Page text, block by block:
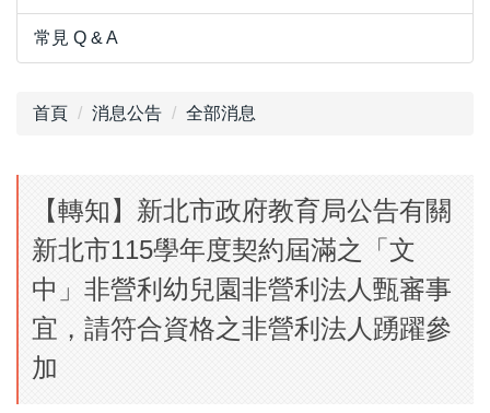
常見 Q & A
首頁 消息公告 全部消息
【轉知】新北市政府教育局公告有關
新北市115學年度契約屆滿之「文
中」非營利幼兒園非營利法人甄審事
宜，請符合資格之非營利法人踴躍參
加